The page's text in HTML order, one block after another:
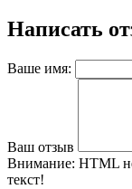
Написать
Ваше имя:
Ваш отзыв
Внимание: HTML
текст!